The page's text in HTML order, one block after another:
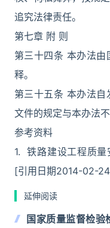
追究法律责任。
第七章 附 则
第三十四条 本办法
释。
第三十五条 本办法自
文件的规定与本办法
参考资料
1. 铁路建设工程质
[引用日期2014-02-
延伸阅读
国家质量监督检验